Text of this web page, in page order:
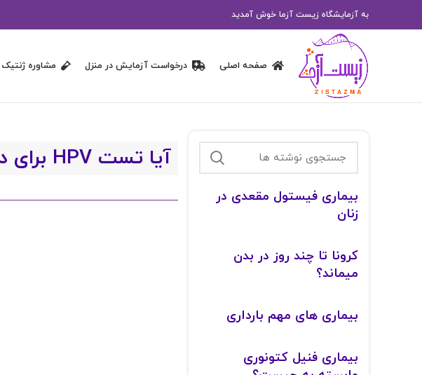
به آزمایشگاه زیست آزما خوش آمدید
صفحه اصلی درخواست آزمایش در منزل مشاوره ژنتیک
بیماری فیستول مقعدی در
زنان
کرونا تا چند روز در بدن
میماند؟
بیماری های مهم بارداری
بیماری فنیل کتونوری
آیا تست HPV برای دختران امکان‌پذیر است؟